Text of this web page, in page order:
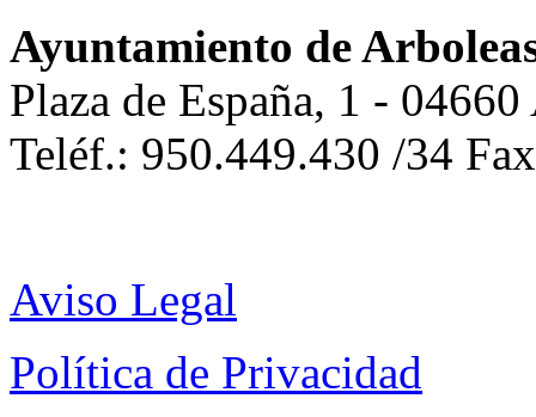
Ayuntamiento de
Plaza de España, 1 -
Teléf.: 950.449.430 /34
Aviso Legal
Política de Privacidad